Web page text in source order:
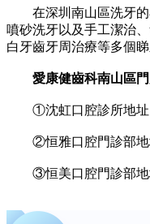
在深圳南山區洗牙的
噴砂洗牙以及手工潔治
白牙齒牙周治療等多個
愛康健齒科南山區門
①沈虹口腔診所地址：
②恒雅口腔門診部地址
③恒美口腔門診部地址